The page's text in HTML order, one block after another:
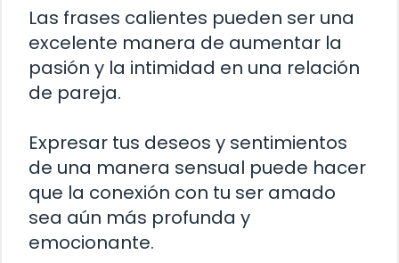
Las frases calientes pueden ser una
excelente manera de aumentar la
pasión y la intimidad en una relación
de pareja.
Expresar tus deseos y sentimientos
de una manera sensual puede hacer
que la conexión con tu ser amado
sea aún más profunda y
emocionante.